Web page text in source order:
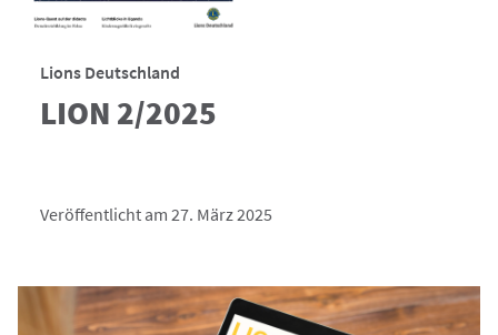
Lions Deutschland
LION 2/2025
Veröffentlicht am 27. März 2025